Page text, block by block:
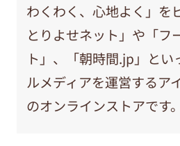
わくわく、心地よく」を
とりよせネット」や「フ
ト」、「朝時間.jp」とい
ルメディアを運営するア
のオンラインストアです。